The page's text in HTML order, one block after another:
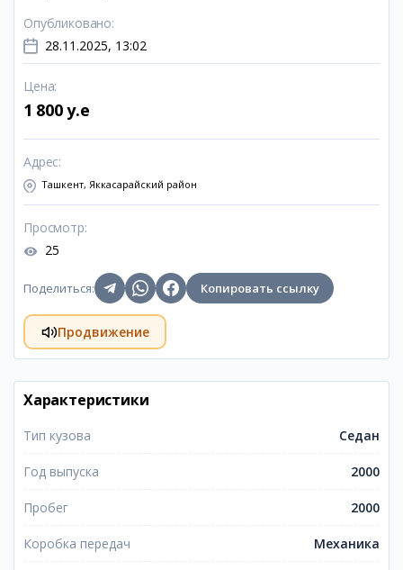
Опубликовано:
28.11.2025, 13:02
Цена:
1 800 y.e
Адрес:
Ташкент, Яккасарайский район
Просмотр:
25
Поделиться: Копировать ссылку
Продвижение
Характеристики
Тип кузова Седан
Год выпуска 2000
Пробег 2000
Коробка передач Механика